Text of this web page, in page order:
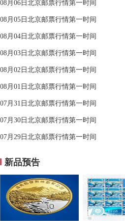
08月06日北京邮票行情第一时间
08月05日北京邮票行情第一时间
08月04日北京邮票行情第一时间
08月03日北京邮票行情第一时间
08月02日北京邮票行情第一时间
08月01日北京邮票行情第一时间
07月31日北京邮票行情第一时间
07月30日北京邮票行情第一时间
07月29日北京邮票行情第一时间
新品预告